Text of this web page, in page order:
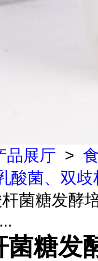
品展厅 >
酸菌、双歧
菌糖发酵
菌糖发